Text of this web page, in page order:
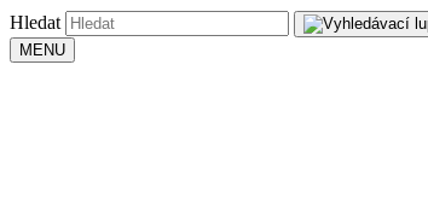
Hledat
MENU